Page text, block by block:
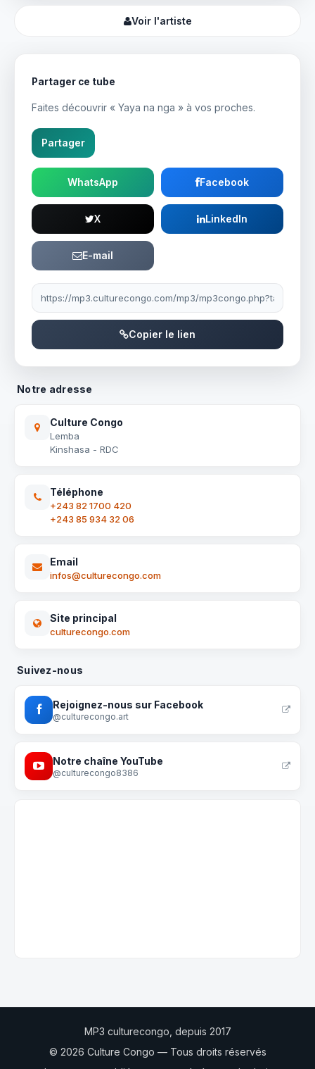
Voir l'artiste
Partager ce tube
Faites découvrir « Yaya na nga » à vos proches.
Partager
WhatsApp Facebook
X LinkedIn
E-mail
Lien à partager
Copier le lien
Notre adresse
Culture Congo
Lemba
Kinshasa - RDC
Téléphone
+243 82 1700 420
+243 85 934 32 06
Email
infos@culturecongo.com
Site principal
culturecongo.com
Suivez-nous
Rejoignez-nous sur Facebook
@culturecongo.art
Notre chaîne YouTube
@culturecongo8386
MP3 culturecongo, depuis 2017
© 2026 Culture Congo — Tous droits réservés